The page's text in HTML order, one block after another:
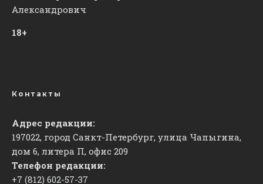
Александрович
18+
Контакты
Адрес редакции:
197022, город Санкт-Петербург, улица Чапыгина,
дом 6, литера П, офис 209
Телефон редакции:
+7 (812) 602-57-37